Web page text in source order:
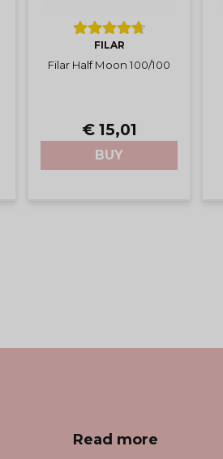
FILAR
Filar Half Moon 100/100
€ 15,01
BUY
Read more